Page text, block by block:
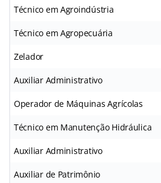
Técnico em Agroindústria
Técnico em Agropecuária
Zelador
Auxiliar Administrativo
Operador de Máquinas Agrícolas
Técnico em Manutenção Hidráulica
Auxiliar Administrativo
Auxiliar de Patrimônio